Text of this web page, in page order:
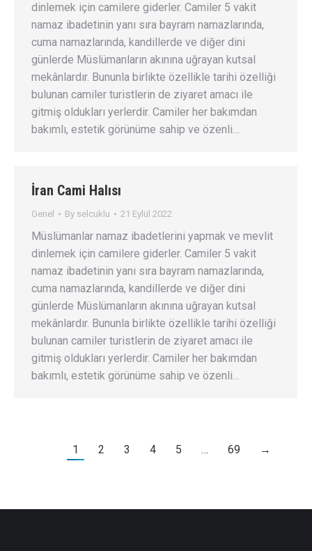
dinlemek için camilere giderler. Camiler 5 vakit
namaz ibadetinin yanı sıra bayram namazlarında,
cuma namazlarında, kandillerde ve diğer dini
günlerde Müslümanların akınına uğrayan kutsal
mekânlardır. Bununla birlikte özellikle tarihi özelliği
bulunan camiler turistlerin de ziyaret amacı ile
gitmiş oldukları yerlerdir. Camiler her bakımdan
bakımlı, estetik görünüme sahip ve özenli…
İran Cami Halısı
Genel By selcuklu 21 Eylül 2022
Müslümanlar namaz ibadetlerini yapmak ve mevlit
dinlemek için camilere giderler. Camiler 5 vakit
namaz ibadetinin yanı sıra bayram namazlarında,
cuma namazlarında, kandillerde ve diğer dini
günlerde Müslümanların akınına uğrayan kutsal
mekânlardır. Bununla birlikte özellikle tarihi özelliği
bulunan camiler turistlerin de ziyaret amacı ile
gitmiş oldukları yerlerdir. Camiler her bakımdan
bakımlı, estetik görünüme sahip ve özenli…
1 2 3 4 5 … 69 →